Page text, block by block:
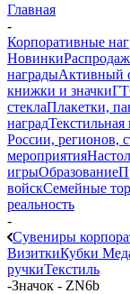
Главная
-
Корпоративные
Новинки
наградыАктивный
книжки и значки
стеклаПлакетки,
наград
России, регионов,
мероприятия
игрыОбразование
войскСемейные
реальность
-
Сувениры
ВизиткиКубки
ручкиТекстиль
-Значок - ZN6b